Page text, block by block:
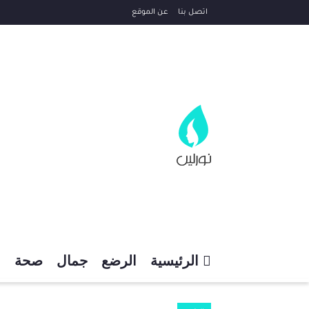
اتصل بنا عن الموقع
الرئيسية الرضع جمال صحة